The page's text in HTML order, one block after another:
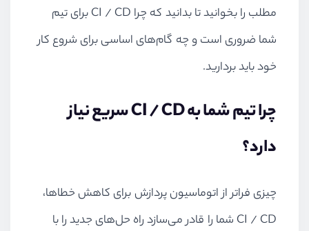
مطلب را بخوانید تا بدانید که چرا CI / CDبرای تیم
شما ضروری است و چه گام‌های اساسی برای شروع کار
خود باید بردارید.
چرا تیم شما بهCI / CDسریع نیاز
دارد؟
چیزی فراتر از اتوماسیون پردازش برای کاهش خطاها،
CI / CDشما را قادر می‌سازد راه حل‌های جدید را با